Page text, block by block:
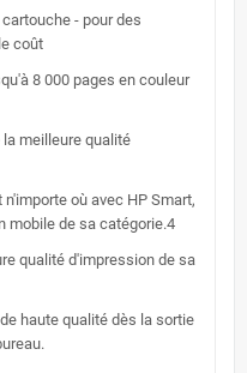
- pour des
coût
8 000 pages en couleur
meilleure qualité
où avec HP Smart,
mobile de sa catégorie.4
qualité d'impression de sa
haute qualité dès la sortie